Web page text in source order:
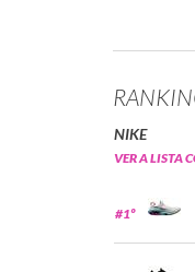
NIKE
VER A LISTA
#1º